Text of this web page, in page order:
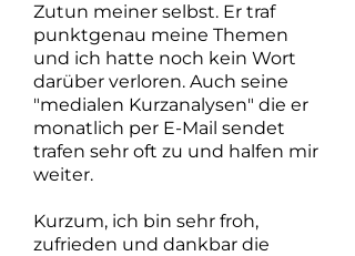
Zutun meiner selbst. Er traf
punktgenau meine Themen
und ich hatte noch kein Wort
darüber verloren. Auch seine
"medialen Kurzanalysen" die er
monatlich per E-Mail sendet
trafen sehr oft zu und halfen mir
weiter.
Kurzum, ich bin sehr froh,
zufrieden und dankbar die